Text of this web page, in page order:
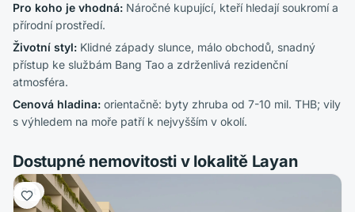
Pro koho je vhodná: Náročné kupující, kteří hledají soukromí a
přírodní prostředí.
Životní styl: Klidné západy slunce, málo obchodů, snadný
přístup ke službám Bang Tao a zdrženlivá rezidenční
atmosféra.
Cenová hladina: orientačně: byty zhruba od 7-10 mil. THB; vily
s výhledem na moře patří k nejvyšším v okolí.
Dostupné nemovitosti v lokalitě Layan
Byt